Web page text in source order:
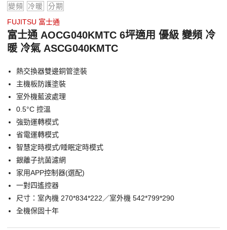
變頻 冷暖
分期
FUJITSU 富士通
富士通 AOCG040KMTC 6坪適用 優級 變頻 冷
暖 冷氣 ASCG040KMTC
熱交換器雙邊銅管塗裝
主機板防護塗裝
室外機藍波處理
0.5°C 控溫
強勁運轉模式
省電運轉模式
智慧定時模式/睡眠定時模式
銀離子抗菌濾網
家用APP控制器(選配)
一對四遙控器
尺寸：室內機 270*834*222／室外機 542*799*290
全機保固十年